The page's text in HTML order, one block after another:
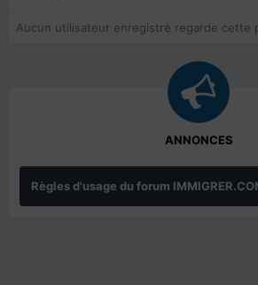
Aucun utilisateur enregistré regarde cette
ANNONCES
Règles d'usage du forum